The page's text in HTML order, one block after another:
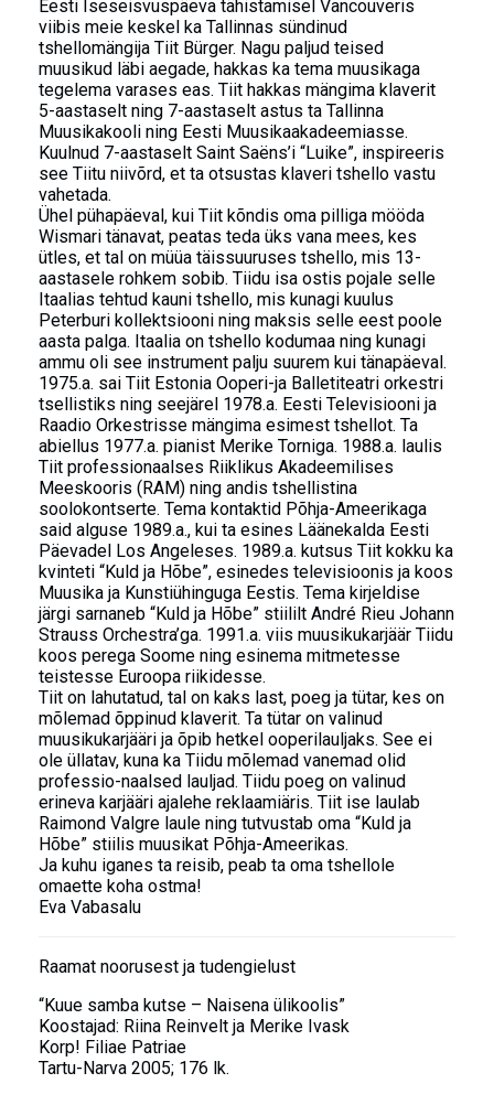
Eesti Iseseisvuspäeva tähistamisel Vancouveris
viibis meie keskel ka Tallinnas sündinud
tshellomängija Tiit Bürger. Nagu paljud teised
muusikud läbi aegade, hakkas ka tema muusikaga
tegelema varases eas. Tiit hakkas mängima klaverit
5-aastaselt ning 7-aastaselt astus ta Tallinna
Muusikakooli ning Eesti Muusikaakadeemiasse.
Kuulnud 7-aastaselt Saint Saëns’i “Luike”, inspireeris
see Tiitu niivõrd, et ta otsustas klaveri tshello vastu
vahetada.
Ühel pühapäeval, kui Tiit kõndis oma pilliga mööda
Wismari tänavat, peatas teda üks vana mees, kes
ütles, et tal on müüa täissuuruses tshello, mis 13-
aastasele rohkem sobib. Tiidu isa ostis pojale selle
Itaalias tehtud kauni tshello, mis kunagi kuulus
Peterburi kollektsiooni ning maksis selle eest poole
aasta palga. Itaalia on tshello kodumaa ning kunagi
ammu oli see instrument palju suurem kui tänapäeval.
1975.a. sai Tiit Estonia Ooperi-ja Balletiteatri orkestri
tsellistiks ning seejärel 1978.a. Eesti Televisiooni ja
Raadio Orkestrisse mängima esimest tshellot. Ta
abiellus 1977.a. pianist Merike Torniga. 1988.a. laulis
Tiit professionaalses Riiklikus Akadeemilises
Meeskooris (RAM) ning andis tshellistina
soolokontserte. Tema kontaktid Põhja-Ameerikaga
said alguse 1989.a., kui ta esines Läänekalda Eesti
Päevadel Los Angeleses. 1989.a. kutsus Tiit kokku ka
kvinteti “Kuld ja Hõbe”, esinedes televisioonis ja koos
Muusika ja Kunstiühinguga Eestis. Tema kirjeldise
järgi sarnaneb “Kuld ja Hõbe” stiililt André Rieu Johann
Strauss Orchestra’ga. 1991.a. viis muusikukarjäär Tiidu
koos perega Soome ning esinema mitmetesse
teistesse Euroopa riikidesse.
Tiit on lahutatud, tal on kaks last, poeg ja tütar, kes on
mõlemad õppinud klaverit. Ta tütar on valinud
muusikukarjääri ja õpib hetkel ooperilauljaks. See ei
ole üllatav, kuna ka Tiidu mõlemad vanemad olid
professio-naalsed lauljad. Tiidu poeg on valinud
erineva karjääri ajalehe reklaamiäris. Tiit ise laulab
Raimond Valgre laule ning tutvustab oma “Kuld ja
Hõbe” stiilis muusikat Põhja-Ameerikas.
Ja kuhu iganes ta reisib, peab ta oma tshellole
omaette koha ostma!
Eva Vabasalu
Raamat noorusest ja tudengielust
“Kuue samba kutse – Naisena ülikoolis”
Koostajad: Riina Reinvelt ja Merike Ivask
Korp! Filiae Patriae
Tartu-Narva 2005; 176 lk.